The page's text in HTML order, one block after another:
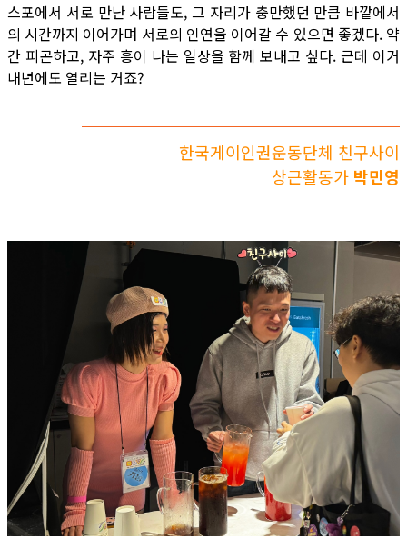
스포에서 서로 만난 사람들도, 그 자리가 충만했던 만큼 바깥에서
의 시간까지 이어가며 서로의 인연을 이어갈 수 있으면 좋겠다. 약
간 피곤하고, 자주 흥이 나는 일상을 함께 보내고 싶다. 근데 이거
내년에도 열리는 거죠?
한국게이인권운동단체 친구사이
상근활동가 박민영